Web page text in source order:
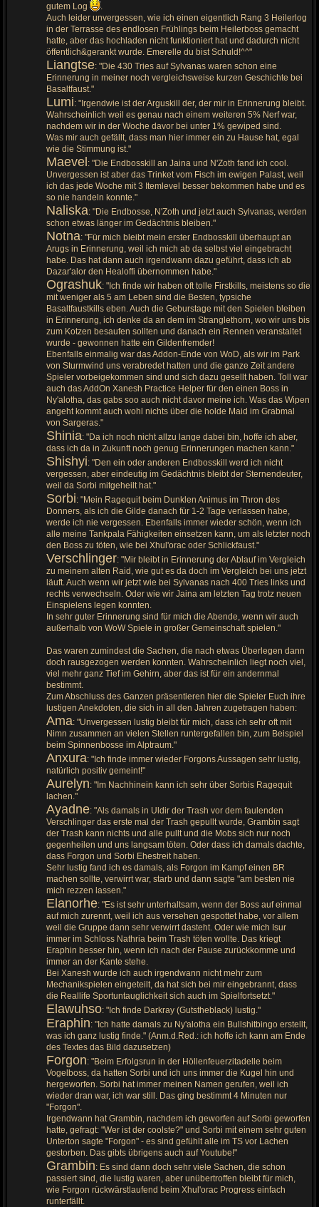
gutem Log
Auch leider unvergessen, wie ich einen eigentlich Rang 3 Heilerlog
in der Terrasse des endlosen Frühlings beim Heilerboss gemacht
hatte, aber das hochladen nicht funktioniert hat und dadurch nicht
öffentlich&gerankt wurde. Emerelle du bist Schuld!^^"
Liangtse: "Die 430 Tries auf Sylvanas waren schon eine
Erinnerung in meiner noch vergleichsweise kurzen Geschichte bei
Basaltfaust."
Lumi: "Irgendwie ist der Arguskill der, der mir in Erinnerung bleibt.
Wahrscheinlich weil es genau nach einem weiteren 5% Nerf war,
nachdem wir in der Woche davor bei unter 1% gewiped sind.
Was mir auch gefällt, dass man hier immer ein zu Hause hat, egal
wie die Stimmung ist."
Maevel: "Die Endbosskill an Jaina und N'Zoth fand ich cool.
Unvergessen ist aber das Trinket vom Fisch im ewigen Palast, weil
ich das jede Woche mit 3 Itemlevel besser bekommen habe und es
so nie handeln konnte."
Naliska: "Die Endbosse, N'Zoth und jetzt auch Sylvanas, werden
schon etwas länger im Gedächtnis bleiben."
Notna: "Für mich bleibt mein erster Endbosskill überhaupt an
Arugs in Erinnerung, weil ich mich ab da selbst viel eingebracht
habe. Das hat dann auch irgendwann dazu geführt, dass ich ab
Dazar'alor den Healoffi übernommen habe."
Ograshuk: "Ich finde wir haben oft tolle Firstkills, meistens so die
mit weniger als 5 am Leben sind die Besten, typsiche
Basaltfaustkills eben. Auch die Geburstage mit den Spielen bleiben
in Erinnerung, ich denke da an dem im Stranglethorn, wo wir uns bis
zum Kotzen besaufen sollten und danach ein Rennen veranstaltet
wurde - gewonnen hatte ein Gildenfremder!
Ebenfalls einmalig war das Addon-Ende von WoD, als wir im Park
von Sturmwind uns verabredet hatten und die ganze Zeit andere
Spieler vorbeigekommen sind und sich dazu gesellt haben. Toll war
auch das AddOn Xanesh Practice Helper für den einen Boss in
Ny'alotha, das gabs soo auch nicht davor meine ich. Was das Wipen
angeht kommt auch wohl nichts über die holde Maid im Grabmal
von Sargeras."
Shinia: "Da ich noch nicht allzu lange dabei bin, hoffe ich aber,
dass ich da in Zukunft noch genug Erinnerungen machen kann."
Shishyi: "Den ein oder anderen Endbosskill werd ich nicht
vergessen, aber eindeutig im Gedächtnis bleibt der Sternendeuter,
weil da Sorbi mitgeheilt hat."
Sorbi: "Mein Ragequit beim Dunklen Animus im Thron des
Donners, als ich die Gilde danach für 1-2 Tage verlassen habe,
werde ich nie vergessen. Ebenfalls immer wieder schön, wenn ich
alle meine Tankpala Fähigkeiten einsetzen kann, um als letzter noch
den Boss zu töten, wie bei Xhul'orac oder Schlickfaust."
Verschlinger: "Mir bleibt in Erinnerung der Ablauf im Vergleich
zu meinem alten Raid, wie gut es da doch im Vergleich bei uns jetzt
läuft. Auch wenn wir jetzt wie bei Sylvanas nach 400 Tries links und
rechts verwechseln. Oder wie wir Jaina am letzten Tag trotz neuen
Einspielens legen konnten.
In sehr guter Erinnerung sind für mich die Abende, wenn wir auch
außerhalb von WoW Spiele in großer Gemeinschaft spielen."
Das waren zumindest die Sachen, die nach etwas Überlegen dann
doch rausgezogen werden konnten. Wahrscheinlich liegt noch viel,
viel mehr ganz Tief im Gehirn, aber das ist für ein andernmal
bestimmt.
Zum Abschluss des Ganzen präsentieren hier die Spieler Euch ihre
lustigen Anekdoten, die sich in all den Jahren zugetragen haben:
Ama: "Unvergessen lustig bleibt für mich, dass ich sehr oft mit
Nimn zusammen an vielen Stellen runtergefallen bin, zum Beispiel
beim Spinnenbosse im Alptraum."
Anxura: "Ich finde immer wieder Forgons Aussagen sehr lustig,
natürlich positiv gemeint!"
Aurelyn: "Im Nachhinein kann ich sehr über Sorbis Ragequit
lachen."
Ayadne: "Als damals in Uldir der Trash vor dem faulenden
Verschlinger das erste mal der Trash gepullt wurde, Grambin sagt
der Trash kann nichts und alle pullt und die Mobs sich nur noch
gegenheilen und uns langsam töten. Oder dass ich damals dachte,
dass Forgon und Sorbi Ehestreit haben.
Sehr lustig fand ich es damals, als Forgon im Kampf einen BR
machen sollte, verwirrt war, starb und dann sagte "am besten nie
mich rezzen lassen."
Elanorhe: "Es ist sehr unterhaltsam, wenn der Boss auf einmal
auf mich zurennt, weil ich aus versehen gespottet habe, vor allem
weil die Gruppe dann sehr verwirrt dasteht. Oder wie mich Isur
immer im Schloss Nathria beim Trash töten wollte. Das kriegt
Eraphin besser hin, wenn ich nach der Pause zurückkomme und
immer an der Kante stehe.
Bei Xanesh wurde ich auch irgendwann nicht mehr zum
Mechanikspielen eingeteilt, da hat sich bei mir eingebrannt, dass
die Reallife Sportuntauglichkeit sich auch im Spielfortsetzt."
Elawuhso: "Ich finde Darkray (Gutstheblack) lustig."
Eraphin: "Ich hatte damals zu Ny'alotha ein Bullshitbingo erstellt,
was ich ganz lustig finde." (Anm.d.Red.: ich hoffe ich kann am Ende
des Textes das Bild dazusetzen)
Forgon: "Beim Erfolgsrun in der Höllenfeuerzitadelle beim
Vogelboss, da hatten Sorbi und ich uns immer die Kugel hin und
hergeworfen. Sorbi hat immer meinen Namen gerufen, weil ich
wieder dran war, ich war still. Das ging bestimmt 4 Minuten nur
"Forgon".
Irgendwann hat Grambin, nachdem ich geworfen auf Sorbi geworfen
hatte, gefragt: "Wer ist der coolste?" und Sorbi mit einem sehr guten
Unterton sagte "Forgon" - es sind gefühlt alle im TS vor Lachen
gestorben. Das gibts übrigens auch auf Youtube!"
Grambin: Es sind dann doch sehr viele Sachen, die schon
passiert sind, die lustig waren, aber unübertroffen bleibt für mich,
wie Forgon rückwärstlaufend beim Xhul'orac Progress einfach
runterfällt.